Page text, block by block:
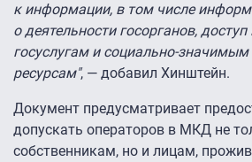
к информации, в том числе
о деятельности госорганов,
госуслугам и социально-значимым
ресурсам", — добавил Хинштейн.
Документ предусматривает
допускать операторов в МКД не
собственникам, но и лицам,